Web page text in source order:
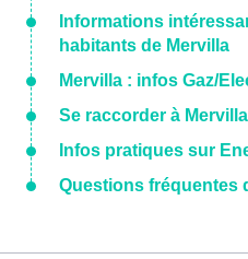
Informations
habitants de Mervilla
Mervilla : infos Gaz/
Se raccorder à Mervilla
Infos pratiques sur
Questions fréquentes